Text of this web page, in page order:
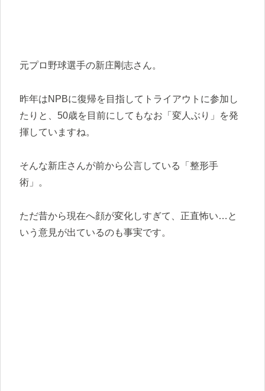
元プロ野球選手の新庄剛志さん。
昨年はNPBに復帰を目指してトライアウトに参加し
たりと、50歳を目前にしてもなお「変人ぶり」を発
揮していますね。
そんな新庄さんが前から公言している「整形手
術」。
ただ昔から現在へ顔が変化しすぎて、正直怖い…と
いう意見が出ているのも事実です。